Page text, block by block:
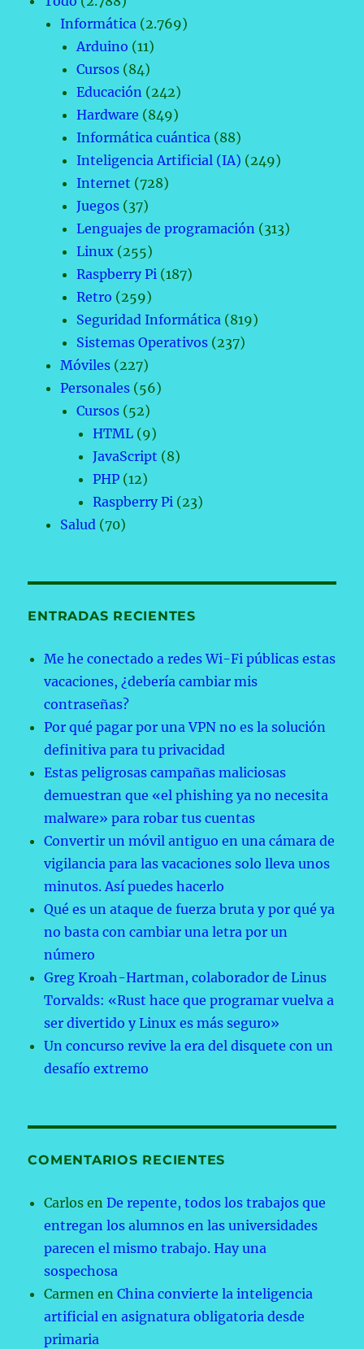
Informática (2.769)
Arduino (11)
Cursos (84)
Educación (242)
Hardware (849)
Informática cuántica (88)
Inteligencia Artificial (IA) (249)
Internet (728)
Juegos (37)
Lenguajes de programación (313)
Linux (255)
Raspberry Pi (187)
Retro (259)
Seguridad Informática (819)
Sistemas Operativos (237)
Móviles (227)
Personales (56)
Cursos (52)
HTML (9)
JavaScript (8)
PHP (12)
Raspberry Pi (23)
Salud (70)
ENTRADAS RECIENTES
Me he conectado a redes Wi-Fi públicas estas
vacaciones, ¿debería cambiar mis
contraseñas?
Por qué pagar por una VPN no es la solución
definitiva para tu privacidad
Estas peligrosas campañas maliciosas
demuestran que «el phishing ya no necesita
malware» para robar tus cuentas
Convertir un móvil antiguo en una cámara de
vigilancia para las vacaciones solo lleva unos
minutos. Así puedes hacerlo
Qué es un ataque de fuerza bruta y por qué ya
no basta con cambiar una letra por un
número
Greg Kroah-Hartman, colaborador de Linus
Torvalds: «Rust hace que programar vuelva a
ser divertido y Linux es más seguro»
Un concurso revive la era del disquete con un
desafío extremo
COMENTARIOS RECIENTES
Carlos enDe repente, todos los trabajos que
entregan los alumnos en las universidades
parecen el mismo trabajo. Hay una
sospechosa
Carmen enChina convierte la inteligencia
artificial en asignatura obligatoria desde
primaria